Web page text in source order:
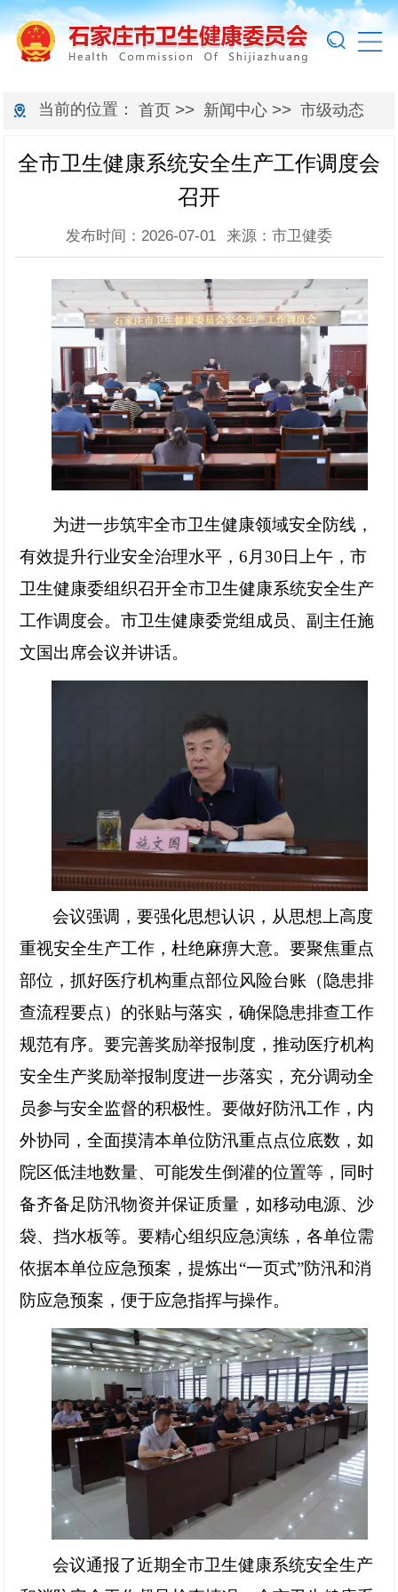
当前的位置： 首页>> 新闻中心>> 市级动态
全市卫生健康系统安全生产工作调度会
召开
发布时间：2026-07-01 来源：市卫健委
为进一步筑牢全市卫生健康领域安全防线，
有效提升行业安全治理水平， 6月30日上午，市
卫生健康委组织召开全市卫生健康系统安全生产
工作调度会。市卫生健康委党组成员、副主任施
文国出席会议并讲话。
会议强调，要强化思想认识，从思想上高度
重视安全生产工作，杜绝麻痹大意。要聚焦重点
部位，抓好医疗机构重点部位风险台账（隐患排
查流程要点）的张贴与落实，确保隐患排查工作
规范有序。要完善奖励举报制度，推动医疗机构
安全生产奖励举报制度进一步落实，充分调动全
员参与安全监督的积极性。要做好防汛工作，内
外协同，全面摸清本单位防汛重点点位底数，如
院区低洼地数量、可能发生倒灌的位置等，同时
备齐备足防汛物资并保证质量，如移动电源、沙
袋、挡水板等。要精心组织应急演练，各单位需
依据本单位应急预案，提炼出“一页式”防汛和消
防应急预案，便于应急指挥与操作。
会议通报了近期全市卫生健康系统安全生产